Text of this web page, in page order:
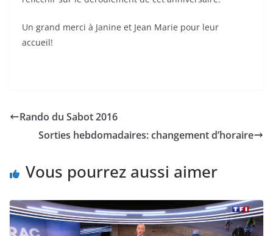
Un grand merci à Janine et Jean Marie pour leur
accueil!
Rando du Sabot 2016
Sorties hebdomadaires: changement d’horaire
Vous pourrez aussi aimer